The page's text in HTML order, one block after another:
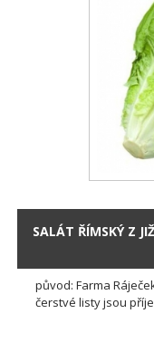
SALÁT ŘÍMSKÝ Z
původ: Farma
čerstvé listy jsou